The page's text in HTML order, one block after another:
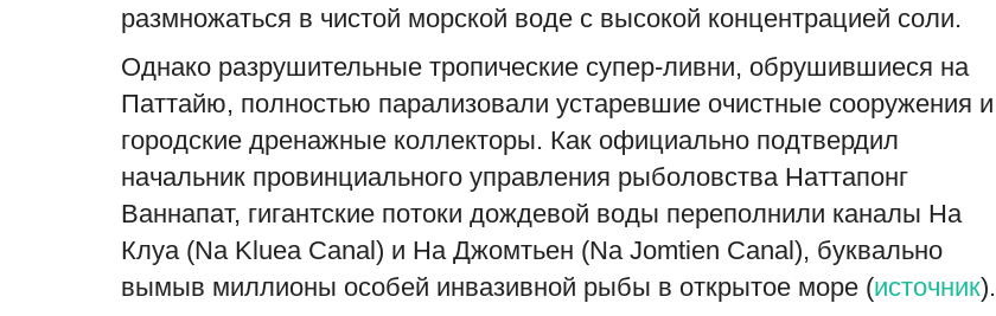
размножаться в чистой морской воде с высокой концентрацией соли.
Однако разрушительные тропические супер-ливни, обрушившиеся на
Паттайю, полностью парализовали устаревшие очистные сооружения и
городские дренажные коллекторы. Как официально подтвердил
начальник провинциального управления рыболовства Наттапонг
Ваннапат, гигантские потоки дождевой воды переполнили каналы На
Клуа (Na Kluea Canal) и На Джомтьен (Na Jomtien Canal), буквально
вымыв миллионы особей инвазивной рыбы в открытое море (источник).